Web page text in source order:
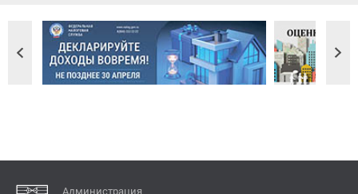
Администрация